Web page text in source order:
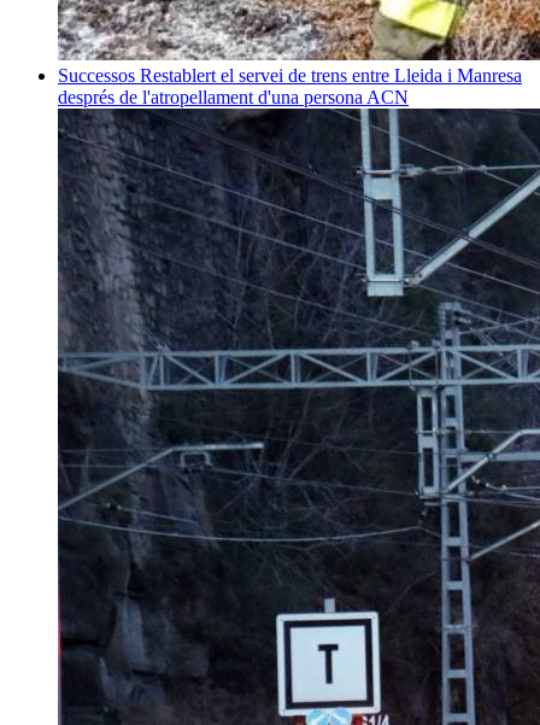
Successos Restablert el servei de trens entre Lleida i Manresa
després de l'atropellament d'una persona ACN